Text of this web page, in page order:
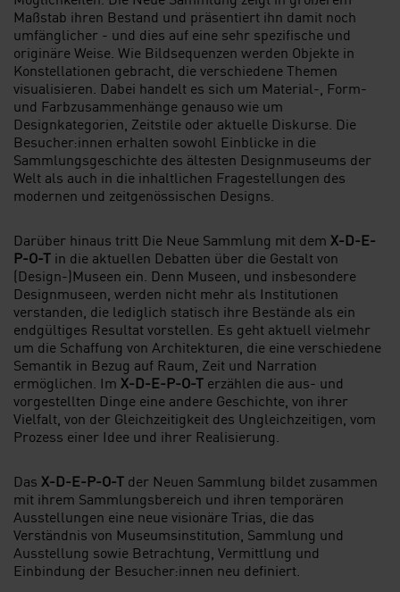
Maßstab ihren Bestand und präsentiert ihn damit noch
umfänglicher - und dies auf eine sehr spezifische und
originäre Weise. Wie Bildsequenzen werden Objekte in
Konstellationen gebracht, die verschiedene Themen
visualisieren. Dabei handelt es sich um Material-, Form-
und Farbzusammenhänge genauso wie um
Designkategorien, Zeitstile oder aktuelle Diskurse. Die
Besucher:innen erhalten sowohl Einblicke in die
Sammlungsgeschichte des ältesten Designmuseums der
Welt als auch in die inhaltlichen Fragestellungen des
modernen und zeitgenössischen Designs.
Darüber hinaus tritt Die Neue Sammlung mit dem X-D-E-
P-O-T in die aktuellen Debatten über die Gestalt von
(Design-)Museen ein. Denn Museen, und insbesondere
Designmuseen, werden nicht mehr als Institutionen
verstanden, die lediglich statisch ihre Bestände als ein
endgültiges Resultat vorstellen. Es geht aktuell vielmehr
um die Schaffung von Architekturen, die eine verschiedene
Semantik in Bezug auf Raum, Zeit und Narration
ermöglichen. Im X-D-E-P-O-T erzählen die aus- und
vorgestellten Dinge eine andere Geschichte, von ihrer
Vielfalt, von der Gleichzeitigkeit des Ungleichzeitigen, vom
Prozess einer Idee und ihrer Realisierung.
Das X-D-E-P-O-T der Neuen Sammlung bildet zusammen
mit ihrem Sammlungsbereich und ihren temporären
Ausstellungen eine neue visionäre Trias, die das
Verständnis von Museumsinstitution, Sammlung und
Ausstellung sowie Betrachtung, Vermittlung und
Einbindung der Besucher:innen neu definiert.